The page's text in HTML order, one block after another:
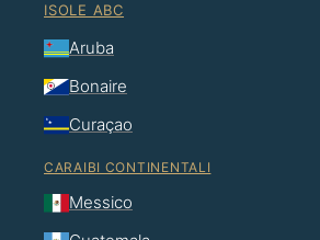
ISOLE ABC
Aruba
Bonaire
Curaçao
CARAIBI CONTINENTALI
Messico